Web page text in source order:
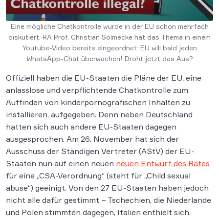
Eine mögliche Chatkontrolle wurde in der EU schon mehrfach
diskutiert. RA Prof. Christian Solmecke hat das Thema in einem
Youtube-Video bereits eingeordnet: EU will bald jeden
WhatsApp-Chat überwachen! Droht jetzt das Aus?
Offiziell haben die EU-Staaten die Pläne der EU, eine
anlasslose und verpflichtende Chatkontrolle zum
Auffinden von kinderpornografischen Inhalten zu
installieren, aufgegeben. Denn neben Deutschland
hatten sich auch andere EU-Staaten dagegen
ausgesprochen. Am 26. November hat sich der
Ausschuss der Ständigen Vertreter (AStV) der EU-
Staaten nun auf einen neuen neuen Entwurf des Rates
für eine „CSA-Verordnung“ (steht für „Child sexual
abuse“) geeinigt. Von den 27 EU-Staaten haben jedoch
nicht alle dafür gestimmt – Tschechien, die Niederlande
und Polen stimmten dagegen, Italien enthielt sich.